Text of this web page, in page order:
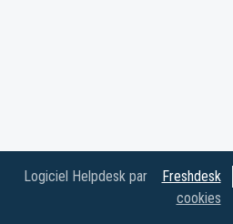
Logiciel Helpdesk par Freshdesk
cookies